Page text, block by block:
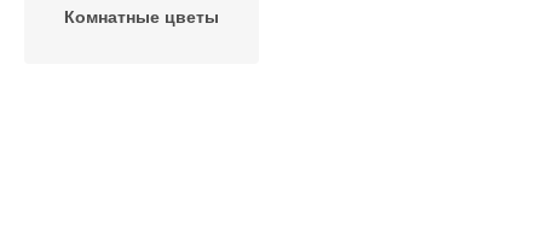
Комнатные цветы